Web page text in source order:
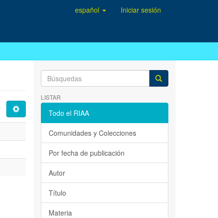
español Iniciar sesión
LISTAR
Todo el RIAA
Comunidades y Colecciones
Por fecha de publicación
Autor
Título
Materia